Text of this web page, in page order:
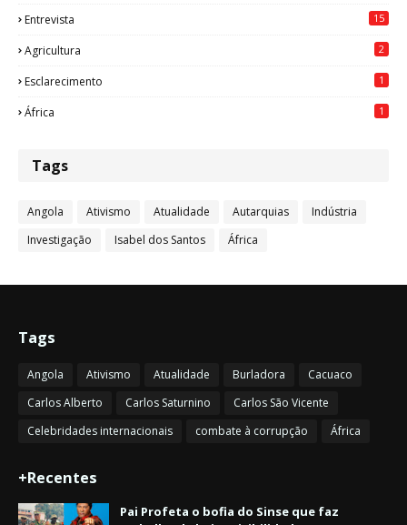
Entrevista 15
Agricultura 2
Esclarecimento 1
África 1
Tags
Angola Ativismo Atualidade Autarquias
Indústria
Investigação
Isabel dos Santos África
Tags
Angola Ativismo Atualidade Burladora
Cacuaco
Carlos Alberto
Carlos Saturnino
Carlos São Vicente
Celebridades internacionais
combate à corrupção África
+Recentes
Pai Profeta o bofia do Sinse que faz